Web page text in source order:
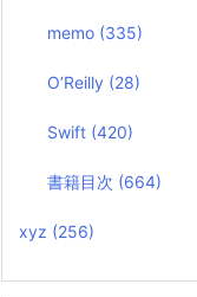
memo (335)
O’Reilly (28)
Swift (420)
書籍目次 (664)
xyz (256)